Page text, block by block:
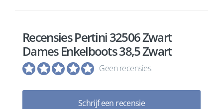
Recensies Pertini 32506 Zwart
Dames Enkelboots 38,5 Zwart
Geen recensies
Schrijf een recensie